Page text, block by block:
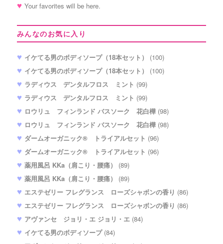
Your favorites will be here.
みんなのお気に入り
イケてる男のボディソープ（18本セット）
(100)
イケてる男のボディソープ（18本セット）
(100)
ラディウス デンタルフロス ミント (99)
ラディウス デンタルフロス ミント (99)
ロウリュ フィンランド バスソーク 花白樺 (98)
ロウリュ フィンランド バスソーク 花白樺 (98)
ダームオーガニック® トライアルセット (96)
ダームオーガニック® トライアルセット (96)
薬用風呂 KKa（肩こり・腰痛）
(89)
薬用風呂 KKa（肩こり・腰痛）
(89)
エステゼリー フレグランス ローズシャボンの香り (86)
エステゼリー フレグランス ローズシャボンの香り (86)
アヴァンセ ジョリ・エ ジョリ・エ (84)
イケてる男のボディソープ(84)